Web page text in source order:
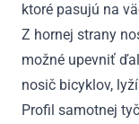
ktoré pasujú na
Z hornej strany
možné upevniť
nosič bicyklov,
Profil samotnej